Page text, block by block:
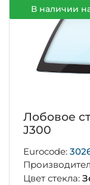
В наличии
Лобовое
J300
Eurocode:
Цвет стекла: